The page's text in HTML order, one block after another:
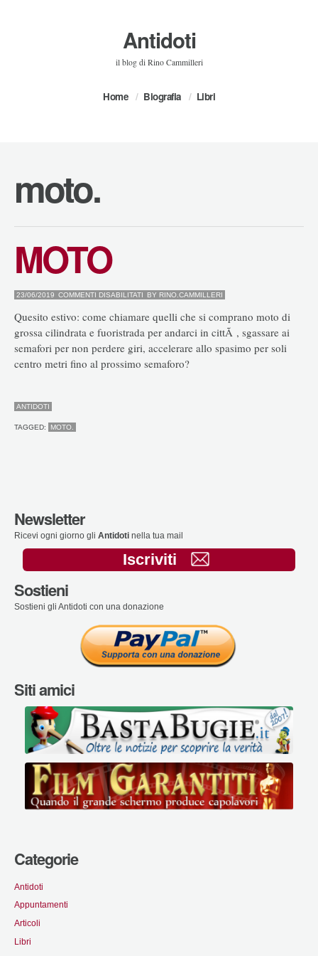
Antidoti
il blog di Rino Cammilleri
Home Biografia Libri
moto.
MOTO
23/06/2019 COMMENTI DISABILITATI SU
BY RINO.CAMMILLERI
Quesito estivo: come chiamare quelli che si comprano moto di
grossa cilindrata e fuoristrada per andarci in cittÃ , sgassare ai
semafori per non perdere giri, accelerare allo spasimo per soli
centro metri fino al prossimo semaforo?
ANTIDOTI
TAGGED: MOTO.
Newsletter
Ricevi ogni giorno gli Antidoti nella tua mail
Iscriviti
Sostieni
Sostieni gli Antidoti con una donazione
Siti amici
Categorie
Antidoti
Appuntamenti
Articoli
Libri